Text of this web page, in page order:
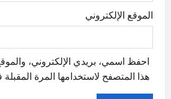
الموقع الإلكتروني
احفظ اسمي، بريدي الإلكتروني،
هذا المتصفح لاستخدامها المرة